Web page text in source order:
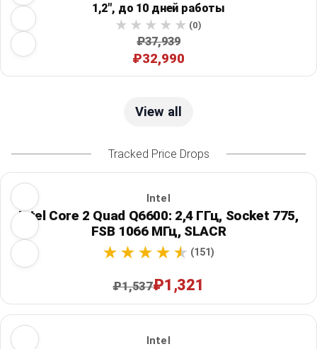
1,2", до 10 дней работы
(0)
₽37,939
₽32,990
View all
Tracked Price Drops
Intel
Intel Core 2 Quad Q6600: 2,4 ГГц, Socket 775,
FSB 1066 МГц, SLACR
(151)
₽1,537₽1,321
Intel